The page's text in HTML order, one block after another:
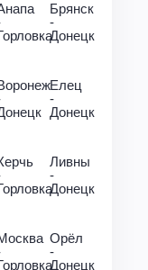
Брянск
-
Донецк
Елец
-
Донецк
Ливны
-
Донецк
Орёл
-
Донецк